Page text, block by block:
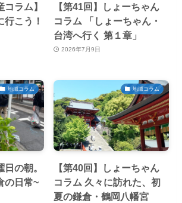
コラム】
こう！
【第41回】しょーちゃん
コラム 「しょーちゃん・
台湾へ行く 第１章」
2026年7月9日
地域コラム
の朝。
の日常~
地域コラム
【第40回】しょーちゃん
コラム 久々に訪れた、初
夏の鎌倉・鶴岡八幡宮